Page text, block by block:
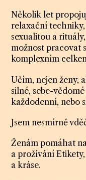
Několik let
relaxační
sexualitou a
možnost pracovat
komplexním
Učím, nejen ženy,
silné, sebe-
každodenní, nebo
Jsem nesmírně
Ženám pomáhat
a prožívání Etikety,
a kráse.